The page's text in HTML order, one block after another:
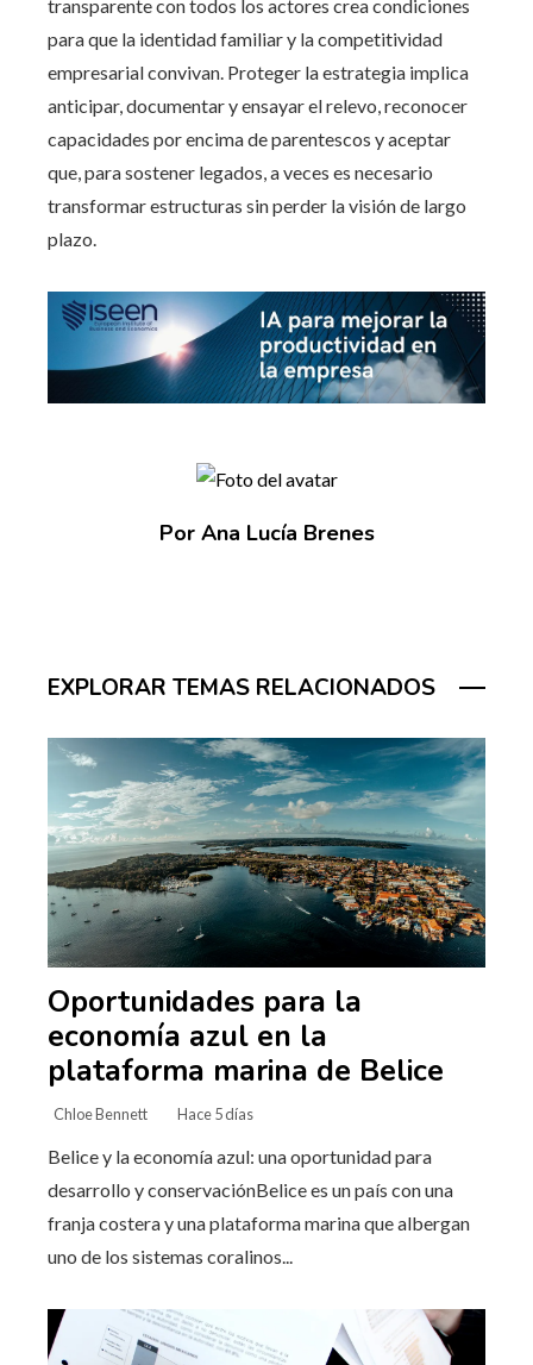
transparente con todos los actores crea condiciones
para que la identidad familiar y la competitividad
empresarial convivan. Proteger la estrategia implica
anticipar, documentar y ensayar el relevo, reconocer
capacidades por encima de parentescos y aceptar
que, para sostener legados, a veces es necesario
transformar estructuras sin perder la visión de largo
plazo.
Por Ana Lucía Brenes
EXPLORAR TEMAS RELACIONADOS
Oportunidades para la
economía azul en la
plataforma marina de Belice
Chloe Bennett Hace 5 días
Belice y la economía azul: una oportunidad para
desarrollo y conservaciónBelice es un país con una
franja costera y una plataforma marina que albergan
uno de los sistemas coralinos...